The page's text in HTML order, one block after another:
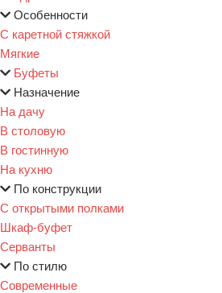
Особенности
С каретной стяжкой
Мягкие
Буфеты
Назначение
На дачу
В столовую
В гостинную
На кухню
По конструкции
С открытыми полками
Шкаф-буфет
Серванты
По стилю
Современные